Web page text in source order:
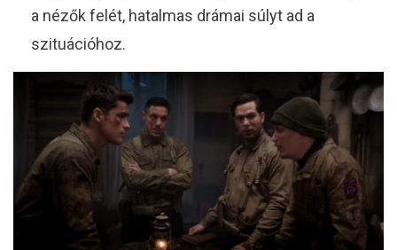
a nézők felét, hatalmas drámai súlyt ad a
szituációhoz.